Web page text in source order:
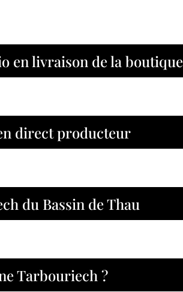
en livraison de la boutique
direct producteur
du Bassin de Thau
Tarbouriech ?